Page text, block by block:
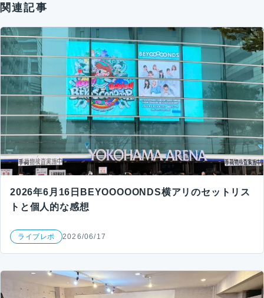
関連記事
2026年6月16日BEYOOOOONDS横アリのセットリス
トと個人的な感想
ライブレポ 2026/06/17